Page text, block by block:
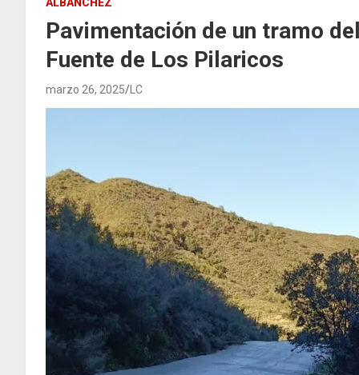
ALBANCHEZ
Pavimentación de un tramo
Fuente de Los Pilaricos
marzo 26, 2025 LC